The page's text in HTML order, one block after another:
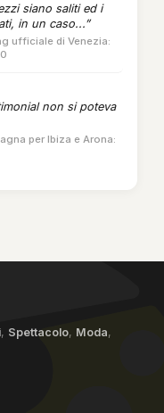
siano saliti ed i
in un caso...”
ufficiale di Venezia:
non si poteva
per Ibiza e Arona:
, Spettacolo, Moda,